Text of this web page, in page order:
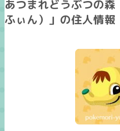
あつまれどうぶつの
ふぃん）」の住人情報